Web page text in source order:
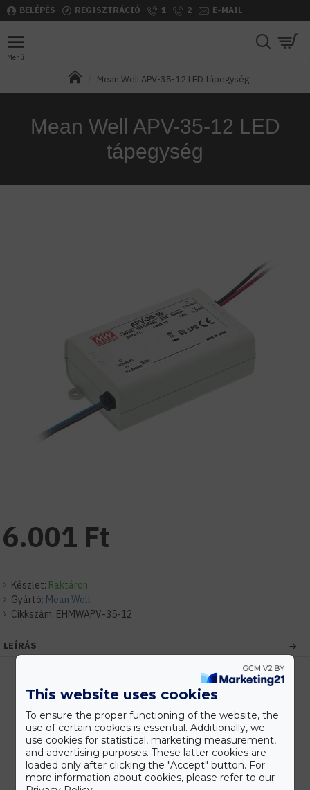
BELÉPÉS REGISZTRÁCIÓ 1 2 E-MAIL
Mean Well APV-35-12 LED tápegység
Mean Well APV-35-12 LED
tápegység
Készlet: Raktáron
Gyártó: Mean Well
Cikkszám: EHMWAPV-35-12
6.001 Ft
LEÍRÁS
Kedvezmények
Vásárolj nagyobb mennyiségben és megadjuk a legjobb gyártói árakat.
Gyors kiszállítás
This website uses cookies
To ensure the proper functioning of the website, the
use of certain cookies is essential. Additionally, we
use cookies for statistical, marketing measurement,
and advertising purposes. These latter cookies are
loaded only after clicking the "Accept" button. For
more information about cookies, please refer to our